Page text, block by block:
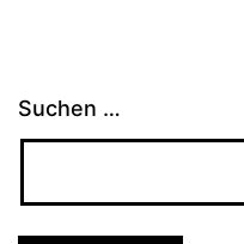
Suchen …